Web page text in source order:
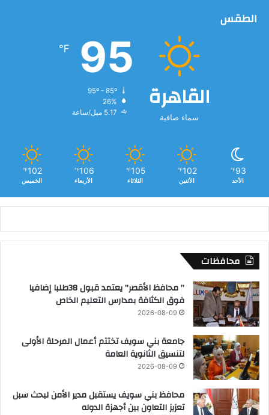
رالطقس
القاهرة
سماء صافية
95
℉
26%
5.17 ميل/ساعة
93
℉
الأحد
102
℉
الأثنين
105
℉
الثلاثاء
106
℉
الأربعاء
102
℉
الخميس
محافظات
” محافظ الأقصر” يعتمد قبول 38طلبا إضافيا
فوق الكثافة بمدارس التعليم الخاص
2026-08-09
جامعة بني سويف تختتم أعمال المرحلة الأولى
لتنسيق الثانوية العامة
2026-08-09
محافظ بني سويف يستقبل مدير الأمن لبحث سبل
تعزيز التعاون بين أجهزة الدوله